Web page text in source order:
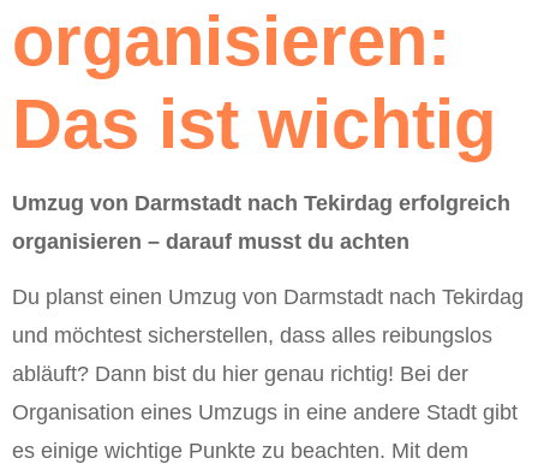
organisieren:
Das ist wichtig
Umzug von Darmstadt nach Tekirdag erfolgreich
organisieren – darauf musst du achten
Du planst einen Umzug von Darmstadt nach Tekirdag
und möchtest sicherstellen, dass alles reibungslos
abläuft? Dann bist du hier genau richtig! Bei der
Organisation eines Umzugs in eine andere Stadt gibt
es einige wichtige Punkte zu beachten. Mit dem